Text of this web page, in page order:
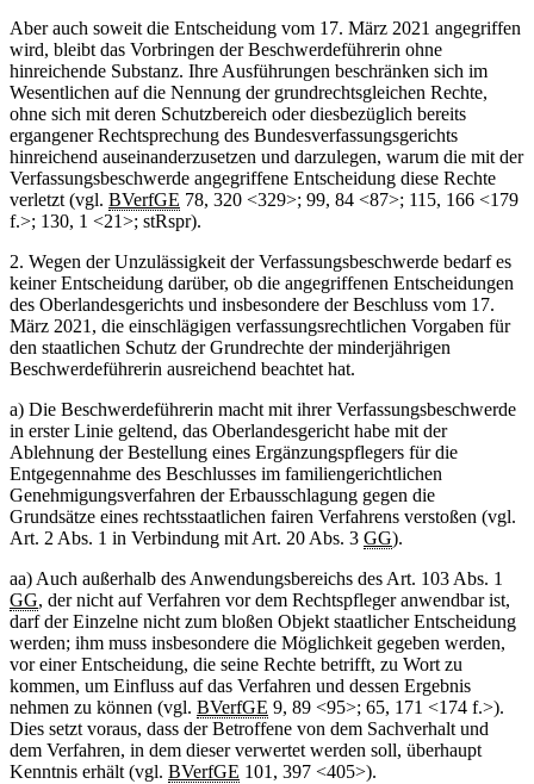
Aber auch soweit die Entscheidung vom 17. März 2021 angegriffen
wird, bleibt das Vorbringen der Beschwerdeführerin ohne
hinreichende Substanz. Ihre Ausführungen beschränken sich im
Wesentlichen auf die Nennung der grundrechtsgleichen Rechte,
ohne sich mit deren Schutzbereich oder diesbezüglich bereits
ergangener Rechtsprechung des Bundesverfassungsgerichts
hinreichend auseinanderzusetzen und darzulegen, warum die mit der
Verfassungsbeschwerde angegriffene Entscheidung diese Rechte
verletzt (vgl. BVerfGE 78, 320 <329>; 99, 84 <87>; 115, 166 <179
f.>; 130, 1 <21>; stRspr).
2. Wegen der Unzulässigkeit der Verfassungsbeschwerde bedarf es
keiner Entscheidung darüber, ob die angegriffenen Entscheidungen
des Oberlandesgerichts und insbesondere der Beschluss vom 17.
März 2021, die einschlägigen verfassungsrechtlichen Vorgaben für
den staatlichen Schutz der Grundrechte der minderjährigen
Beschwerdeführerin ausreichend beachtet hat.
a) Die Beschwerdeführerin macht mit ihrer Verfassungsbeschwerde
in erster Linie geltend, das Oberlandesgericht habe mit der
Ablehnung der Bestellung eines Ergänzungspflegers für die
Entgegennahme des Beschlusses im familiengerichtlichen
Genehmigungsverfahren der Erbausschlagung gegen die
Grundsätze eines rechtsstaatlichen fairen Verfahrens verstoßen (vgl.
Art. 2 Abs. 1 in Verbindung mit Art. 20 Abs. 3 GG).
aa) Auch außerhalb des Anwendungsbereichs des Art. 103 Abs. 1
GG, der nicht auf Verfahren vor dem Rechtspfleger anwendbar ist,
darf der Einzelne nicht zum bloßen Objekt staatlicher Entscheidung
werden; ihm muss insbesondere die Möglichkeit gegeben werden,
vor einer Entscheidung, die seine Rechte betrifft, zu Wort zu
kommen, um Einfluss auf das Verfahren und dessen Ergebnis
nehmen zu können (vgl. BVerfGE 9, 89 <95>; 65, 171 <174 f.>).
Dies setzt voraus, dass der Betroffene von dem Sachverhalt und
dem Verfahren, in dem dieser verwertet werden soll, überhaupt
Kenntnis erhält (vgl. BVerfGE 101, 397 <405>).